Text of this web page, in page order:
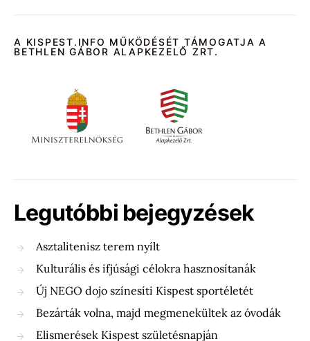
A KISPEST.INFO MŰKÖDÉSÉT TÁMOGATJA A
BETHLEN GÁBOR ALAPKEZELŐ ZRT.
Legutóbbi bejegyzések
Asztalitenisz terem nyílt
Kulturális és ifjúsági célokra hasznosítanák
Új NEGO dojo színesíti Kispest sportéletét
Bezárták volna, majd megmenekültek az óvodák
Elismerések Kispest születésnapján